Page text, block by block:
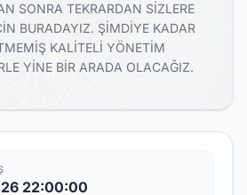
SONRA TEKRARDAN SİZLERE
BURADAYIZ. ŞİMDİYE KADAR
KALİTELİ YÖNETİM
YİNE BİR ARADA OLACAĞIZ.
22:00:00